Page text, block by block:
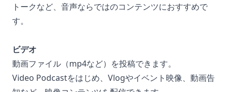
トークなど、音声ならではのコンテンツにおすすめで
す。
ビデオ
動画ファイル（mp4など）を投稿できます。
Video Podcastをはじめ、Vlogやイベント映像、動画告